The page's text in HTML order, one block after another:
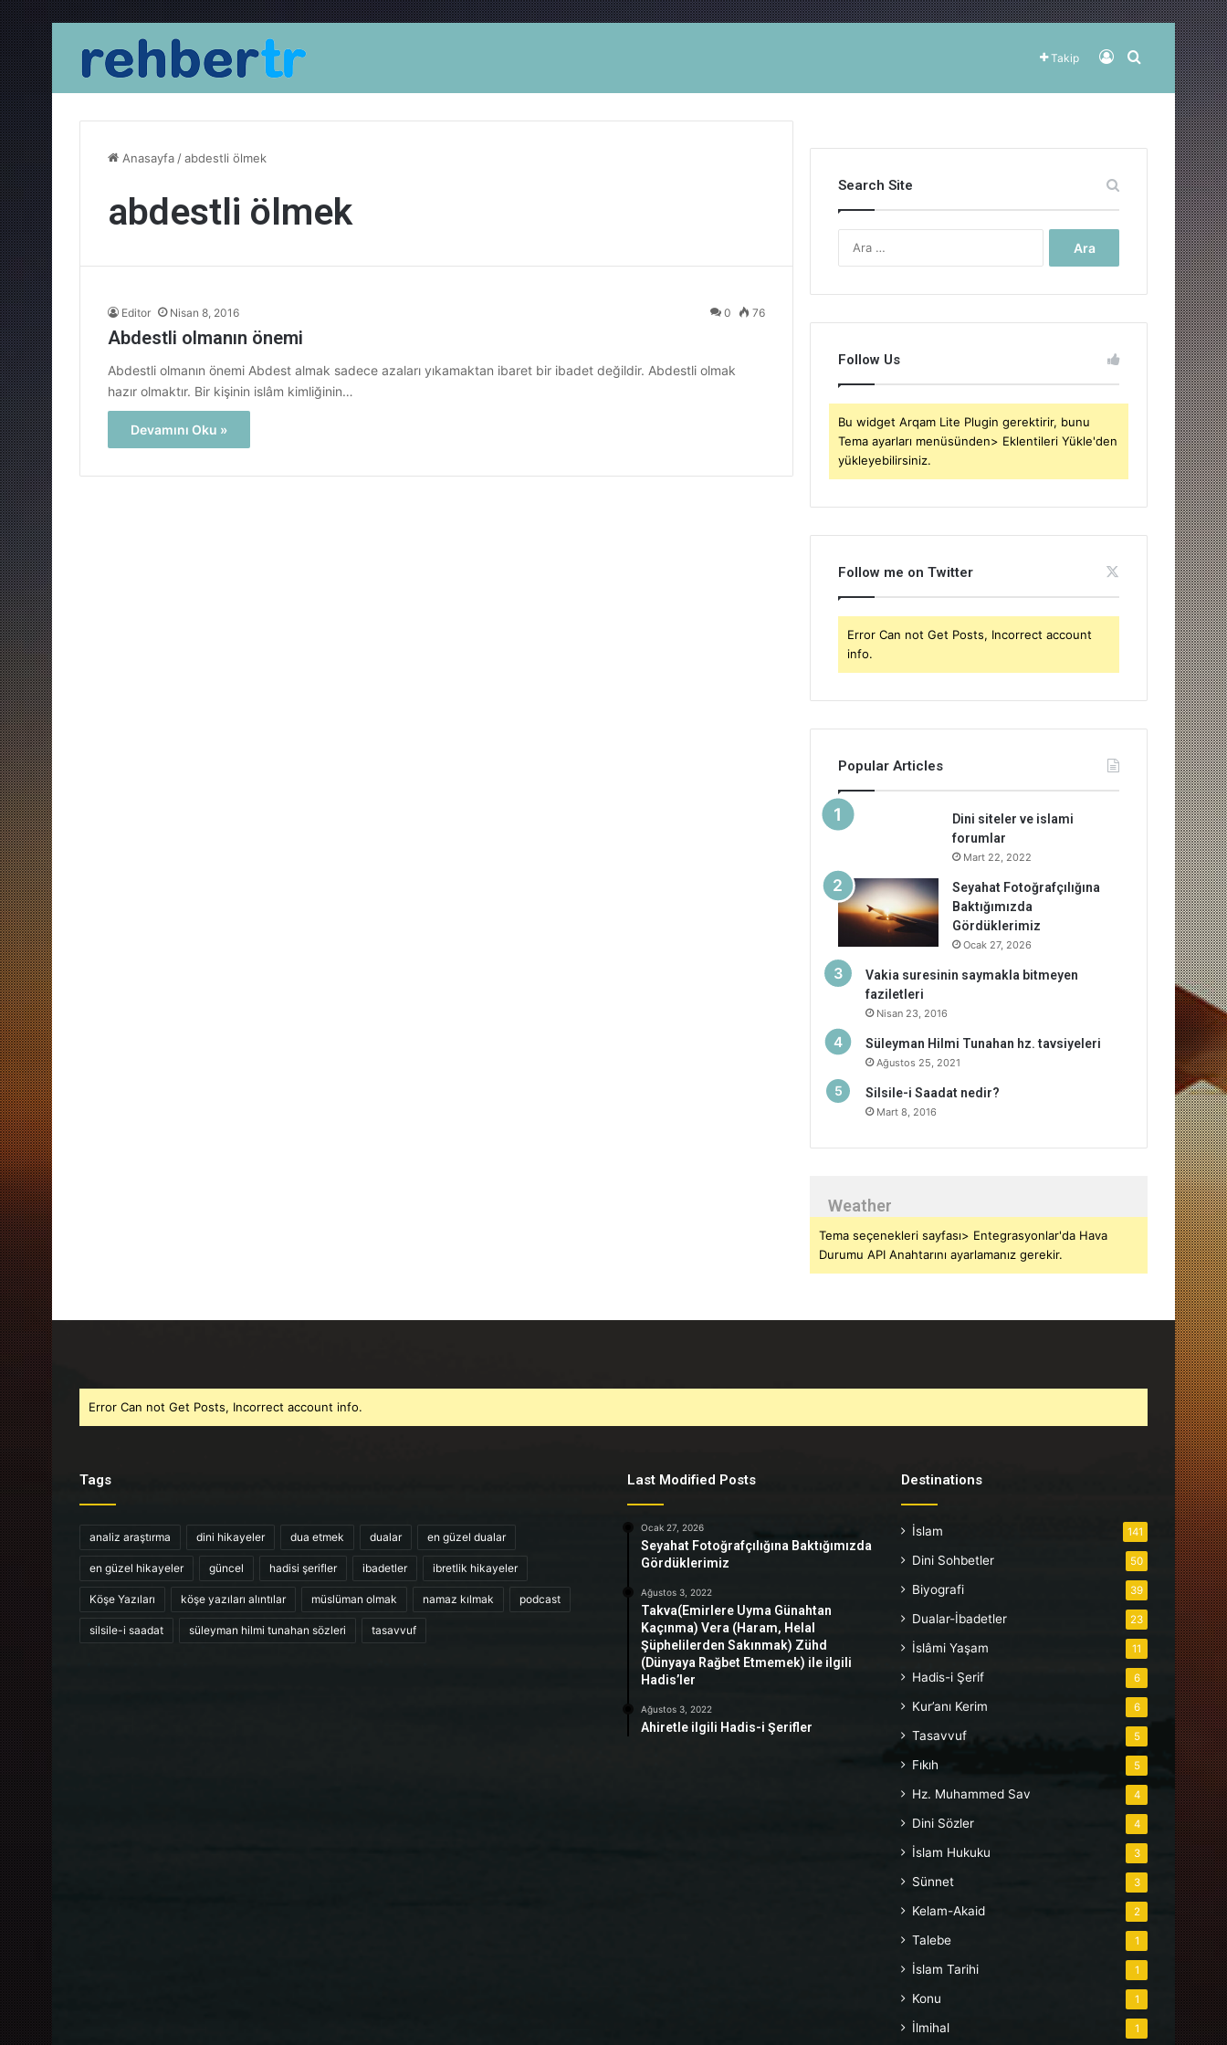
Takip Kayıt OlArama yap
Anasayfa /abdestli ölmek
abdestli ölmek
Editor Nisan 8, 2016 0 76
Abdestli olmanın önemi
Abdestli olmanın önemi Abdest almak sadece azaları yıkamaktan ibaret bir ibadet değildir. Abdestli olmak
hazır olmaktır. Bir kişinin islâm kimliğinin…
Devamını Oku »
Search Site
Follow Us
Bu widget Arqam Lite Plugin gerektirir, bunu
Tema ayarları menüsünden> Eklentileri Yükle'den
yükleyebilirsiniz.
Follow me on Twitter
Error Can not Get Posts, Incorrect account
info.
Popular Articles
Dini siteler ve islami
forumlar
Mart 22, 2022
Seyahat Fotoğrafçılığına
Baktığımızda
Gördüklerimiz
Ocak 27, 2026
Vakia suresinin saymakla bitmeyen
faziletleri
Nisan 23, 2016
Süleyman Hilmi Tunahan hz. tavsiyeleri
Ağustos 25, 2021
Silsile-i Saadat nedir?
Mart 8, 2016
Weather
Tema seçenekleri sayfası> Entegrasyonlar'da Hava
Durumu API Anahtarını ayarlamanız gerekir.
Error Can not Get Posts, Incorrect account info.
Tags
analiz araştırma dini hikayeler dua etmek dualar en güzel dualar
en güzel hikayeler güncel hadisi şerifler ibadetler ibretlik hikayeler
Köşe Yazıları köşe yazıları alıntılar müslüman olmak namaz kılmak podcast
silsile-i saadat süleyman hilmi tunahan sözleri tasavvuf
Last Modified Posts
Ocak 27, 2026
Seyahat Fotoğrafçılığına Baktığımızda
Gördüklerimiz
Ağustos 3, 2022
Takva(Emirlere Uyma Günahtan
Kaçınma) Vera (Haram, Helal
Şüphelilerden Sakınmak) Zühd
(Dünyaya Rağbet Etmemek) ile ilgili
Hadis’ler
Ağustos 3, 2022
Ahiretle ilgili Hadis-i Şerifler
Destinations
İslam 141
Dini Sohbetler 50
Biyografi 39
Dualar-İbadetler 23
İslâmi Yaşam 11
Hadis-i Şerif 6
Kur’anı Kerim 6
Tasavvuf 5
Fıkıh 5
Hz. Muhammed Sav 4
Dini Sözler 4
İslam Hukuku 3
Sünnet 3
Kelam-Akaid 2
Talebe 1
İslam Tarihi 1
Konu 1
İlmihal 1